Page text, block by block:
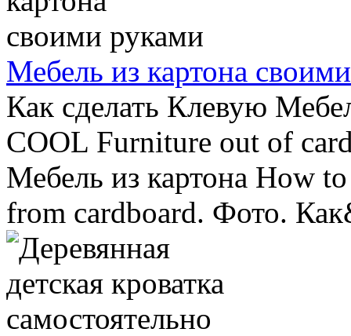
Мебель из картона
Как сделать Клевую
COOL Furniture out of
Мебель из картона How
from cardboard. Фото.